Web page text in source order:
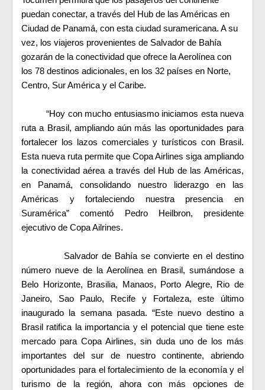
puedan conectar, a través del Hub de las Américas en
Ciudad de Panamá, con esta ciudad suramericana. A su
vez, los viajeros provenientes de Salvador de Bahía
gozarán de la conectividad que ofrece la Aerolínea con
los 78 destinos adicionales, en los 32 países en Norte,
Centro, Sur América y el Caribe.
“Hoy con mucho entusiasmo iniciamos esta nueva
ruta a Brasil, ampliando aún más las oportunidades para
fortalecer los lazos comerciales y turísticos con Brasil.
Esta nueva ruta permite que Copa Airlines siga ampliando
la conectividad aérea a través del Hub de las Américas,
en Panamá, consolidando nuestro liderazgo en las
Américas y fortaleciendo nuestra presencia en
Suramérica” comentó Pedro Heilbron, presidente
ejecutivo de Copa Ailrines.
Salvador de Bahía se convierte en el destino
número nueve de la Aerolínea en Brasil, sumándose a
Belo Horizonte, Brasilia, Manaos, Porto Alegre, Rio de
Janeiro, Sao Paulo, Recife y Fortaleza, este último
inaugurado la semana pasada. “Este nuevo destino a
Brasil ratifica la importancia y el potencial que tiene este
mercado para Copa Airlines, sin duda uno de los más
importantes del sur de nuestro continente, abriendo
oportunidades para el fortalecimiento de la economía y el
turismo de la región, ahora con más opciones de